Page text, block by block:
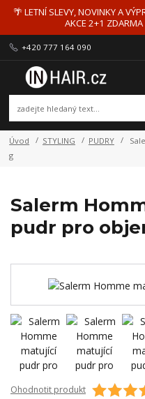
🌴 LETNÍ SLEVY, NOVINKY A
AKCE 2+1 ZDARMA
+420 777 164 090
Úvod STYLING PUDRY
g
Salerm
pudr pro
Ohodnotit produkt